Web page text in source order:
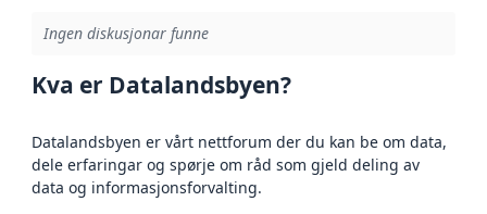
Ingen diskusjonar funne
Kva er Datalandsbyen?
Datalandsbyen er vårt nettforum der du kan be om data,
dele erfaringar og spørje om råd som gjeld deling av
data og informasjonsforvalting.